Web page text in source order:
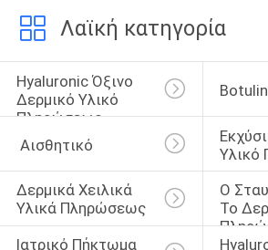
Λαϊκή κατηγορία
Hyaluronic Όξινο
Δερμικό Υλικό
Πληρώσεως
Αισθητικό
Δερμικά Χειλικά
Υλικά Πληρώσεως
Ο
Το
Ιατρικό Πήκτωμα